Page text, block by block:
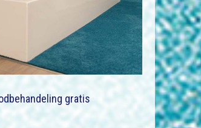
gratis